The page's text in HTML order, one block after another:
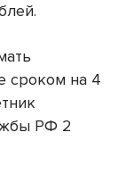
сроком на 4
РФ 2